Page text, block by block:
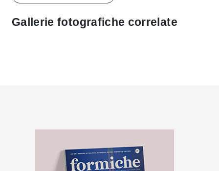
Gallerie fotografiche correlate